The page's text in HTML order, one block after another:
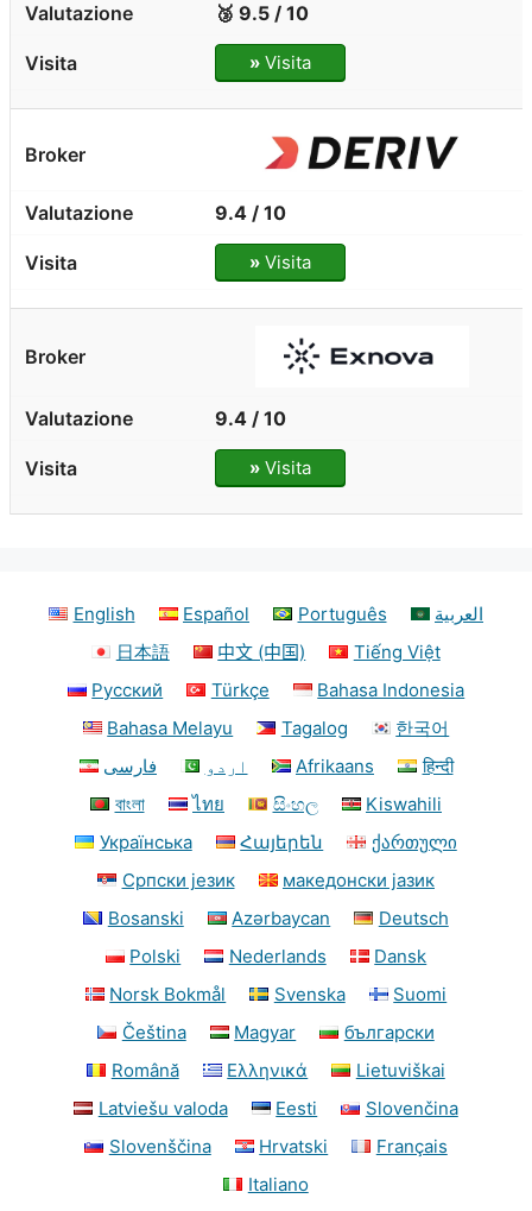
🥉 9.5 / 10
»Visita
9.4 / 10
»Visita
9.4 / 10
»Visita
English Español Português
العربية
日本語
中文 (中国)
Tiếng Việt
Русский
Türkçe
Bahasa Indonesia
Bahasa Melayu
Tagalog
한국어
فارسی
اردو Afrikaans
हिन्दी
বাংলা
ไทย සිංහල
Kiswahili
Українська
Հայերեն
ქართული
Српски језик
македонски јазик
Bosanski
Azərbaycan
Deutsch
Polski
Nederlands
Dansk
Norsk Bokmål
Svenska
Suomi
Čeština
Magyar
български
Română
Ελληνικά
Lietuviškai
Latviešu valoda
Eesti
Slovenčina
Slovenščina
Hrvatski
Français
Italiano